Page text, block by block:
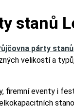
stanů
párty stanů
velikostí a
firemní eventy i